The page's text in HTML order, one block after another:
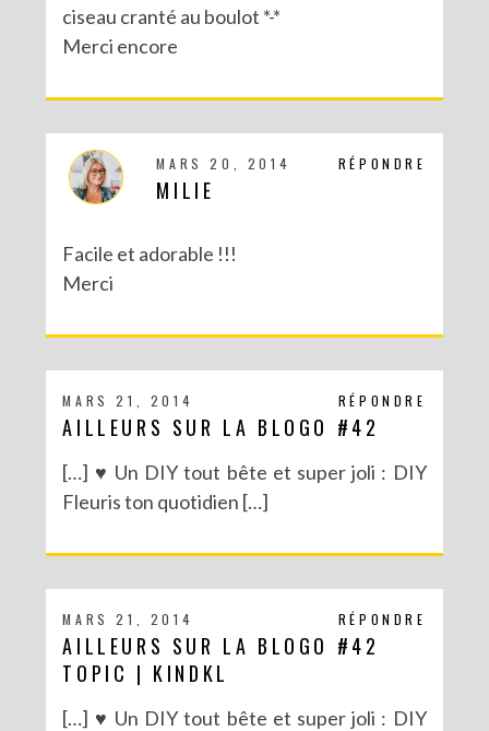
ciseau cranté au boulot *-*
Merci encore
RÉPONDRE
MARS 20, 2014
MILIE
Facile et adorable !!!
Merci
RÉPONDRE
MARS 21, 2014
AILLEURS SUR LA BLOGO #42
[…] ♥ Un DIY tout bête et super joli : DIY
Fleuris ton quotidien […]
RÉPONDRE
MARS 21, 2014
AILLEURS SUR LA BLOGO #42
TOPIC | KINDKL
[…] ♥ Un DIY tout bête et super joli : DIY